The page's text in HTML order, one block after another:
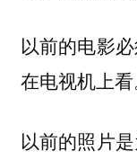
以前的电影
在电视机上看
以前的照片